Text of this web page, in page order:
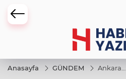
Anasayfa GÜNDEM
Ankara